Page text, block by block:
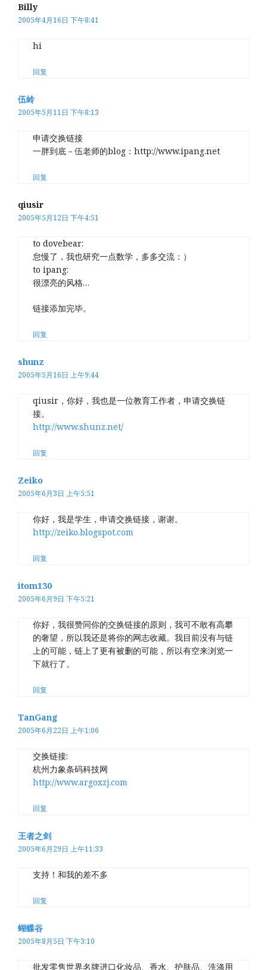
Billy
2005年4月16日 下午8:41
hi
回复
伍岭
2005年5月11日 下午8:13
申请交换链接
一胖到底－伍老师的blog：http://www.ipang.net
回复
qiusir
2005年5月12日 下午4:51
to dovebear:
怠慢了，我也研究一点数学，多多交流：）
to ipang:
很漂亮的风格…
链接添加完毕。
回复
shunz
2005年5月16日 上午9:44
qiusir，你好，我也是一位教育工作者，申请交换链
接。
http://www.shunz.net/
回复
Zeiko
2005年6月3日 上午5:51
你好，我是学生，申请交换链接，谢谢。
http://zeiko.blogspot.com
回复
itom130
2005年6月9日 下午5:21
你好，我很赞同你的交换链接的原则，我可不敢有高攀
的奢望，所以我还是将你的网志收藏。我目前没有与链
上的可能，链上了更有被删的可能，所以有空来浏览一
下就行了。
回复
TanGang
2005年6月22日 上午1:06
交换链接:
杭州力象条码科技网
http://www.argoxzj.com
回复
王者之剑
2005年6月29日 上午11:33
支持！和我的差不多
回复
蝴蝶谷
2005年8月5日 下午3:10
批发零售世界名牌进口化妆品、香水、护肤品、洗涤用